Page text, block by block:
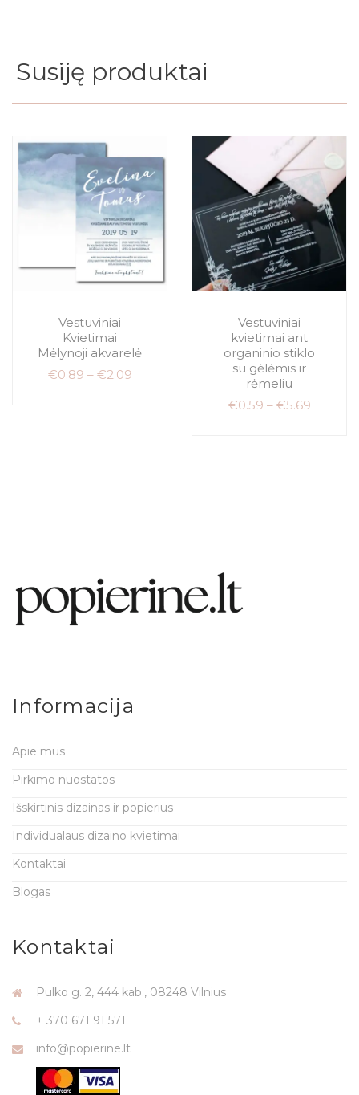
Susiję produktai
Vestuviniai
Kvietimai
Mėlynoji akvarelė
€0.89 – €2.09
Vestuviniai
kvietimai ant
organinio stiklo
su gėlėmis ir
rėmeliu
€0.59 – €5.69
Informacija
Apie mus
Pirkimo nuostatos
Išskirtinis dizainas ir popierius
Individualaus dizaino kvietimai
Kontaktai
Blogas
Kontaktai
Pulko g. 2, 444 kab., 08248 Vilnius
+ 370 671 91 571
info@popierine.lt